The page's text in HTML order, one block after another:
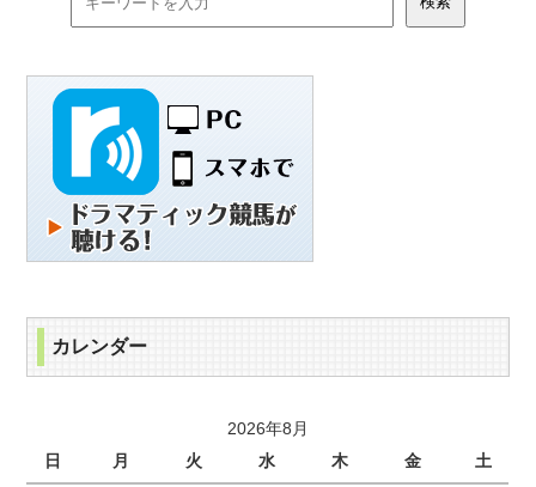
カレンダー
2026年8月
日
月 火 水 木 金 土